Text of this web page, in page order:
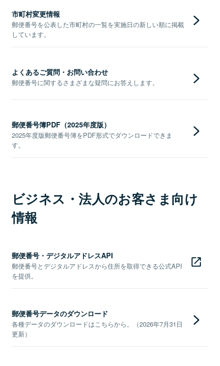
市町村変更情報
郵便番号を公表した市町村の一覧を実施日の新しい順に掲載
しています。
よくあるご質問・お問い合わせ
郵便番号に関するさまざまな疑問にお答えします。
郵便番号簿PDF（2025年度版）
2025年度版郵便番号簿をPDF形式でダウンロードできま
す。
ビジネス・法人のお客さま向け
情報
郵便番号・デジタルアドレスAPI
郵便番号とデジタルアドレスから住所を取得できる公式API
を提供。
郵便番号データのダウンロード
各種データのダウンロードはこちらから。（2026年7月31日
更新）